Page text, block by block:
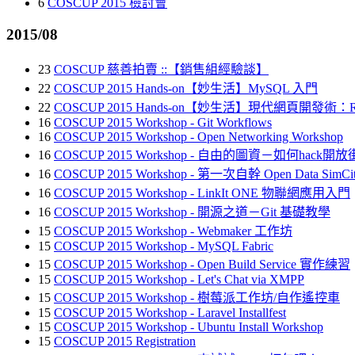
6 COSCUP 2015 檢討會
2015/08
23 COSCUP 慈善拍賣 ::【銷售組經驗談】
22 COSCUP 2015 Hands-on【妙生活】MySQL 入門
22 COSCUP 2015 Hands-on【妙生活】現代網頁開發術：
16 COSCUP 2015 Workshop - Git Workflows
16 COSCUP 2015 Workshop - Open Networking Workshop
16 COSCUP 2015 Workshop - 自由的圖資－如何hack開放
16 COSCUP 2015 Workshop - 第一次自幹 Open Data
16 COSCUP 2015 Workshop - LinkIt ONE 物聯網應用入門
16 COSCUP 2015 Workshop - 開源之道－Git 基礎教學
15 COSCUP 2015 Workshop - Webmaker 工作坊
15 COSCUP 2015 Workshop - MySQL Fabric
15 COSCUP 2015 Workshop - Open Build Service 實作練習
15 COSCUP 2015 Workshop - Let's Chat via XMPP
15 COSCUP 2015 Workshop - 樹莓派工作坊/自作遙控車
15 COSCUP 2015 Workshop - Laravel Installfest
15 COSCUP 2015 Workshop - Ubuntu Install Workshop
15 COSCUP 2015 Registration